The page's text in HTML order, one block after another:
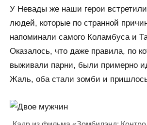
У Невады же наши герои
людей, которые по странной
напоминали самого Коламбуса и
Оказалось, что даже правила, по
выживали парни, были примерно
Жаль, оба стали зомби и